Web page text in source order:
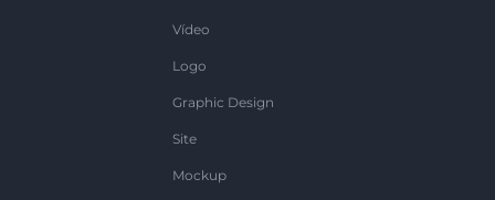
Vídeo
Logo
Graphic Design
Site
Mockup